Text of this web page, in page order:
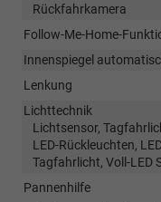
Rückfahrkamera
Follow-Me-Home-
Innenspiegel
Lenkung
Lichttechnik
Lichtsensor,
LED-Rückleuchten,
Tagfahrlicht, Voll-LED
Pannenhilfe